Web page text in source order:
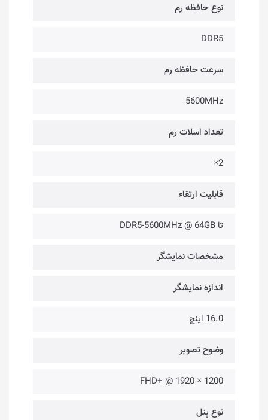
نوع حافظه رم
DDR5
سرعت حافظه رم
5600MHz
تعداد اسلات رم
2×
قابلیت ارتقاء
تا DDR5-5600MHz @ 64GB
مشخصات نمایشگر
اندازه نمایشگر
16.0 اینچ
وضوح تصویر
1200 × 1920 @ +FHD
نوع پنل